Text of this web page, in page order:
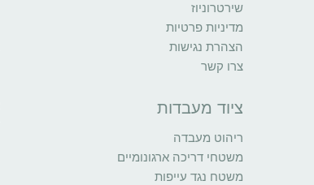
שירטרוניוז
מדיניות פרטיות
הצהרת נגישות
צרו קשר
ציוד מעבדות
ריהוט מעבדה
משטחי דריכה ארגונומיים
משטח נגד עייפות